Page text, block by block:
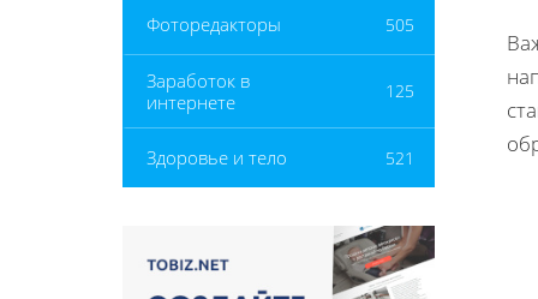
Фоторедакторы 505
Заработок в
интернете
125
Здоровье и тело 521